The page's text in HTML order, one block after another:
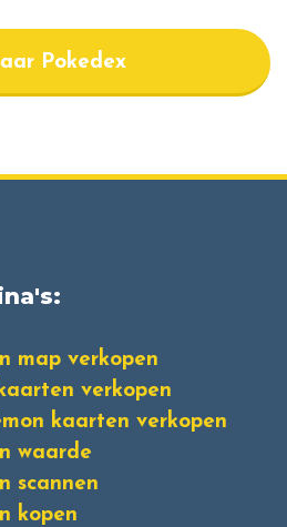
Pokedex
map verkopen
verkopen
kaarten verkopen
waarde
scannen
kopen